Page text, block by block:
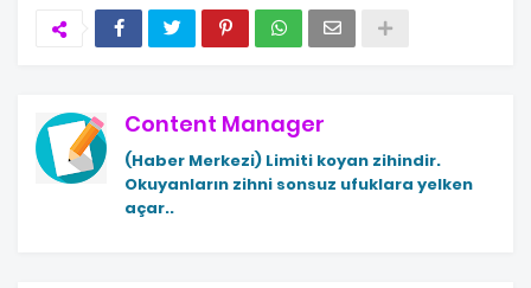
Content Manager
(Haber Merkezi) Limiti koyan zihindir.
Okuyanların zihni sonsuz ufuklara yelken
açar..